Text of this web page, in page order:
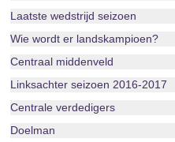
Laatste wedstrijd seizoen
Wie wordt er landskampioen?
Centraal middenveld
Linksachter seizoen 2016-2017
Centrale verdedigers
Doelman